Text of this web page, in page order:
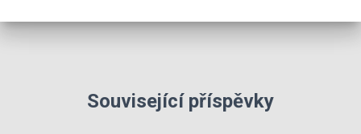
Související příspěvky